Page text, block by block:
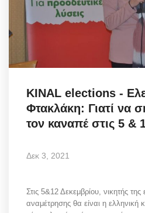
KINAL elections -
Φτακλάκη: Γιατί να
τον καναπέ στις 5 &
Δεκ 3, 2021
Στις 5&12 Δεκεμβρίου, νικητής
αναμέτρησης θα είναι η ελληνική